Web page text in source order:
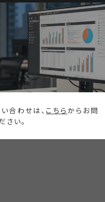
合わせは、 こちら からお問
さい。